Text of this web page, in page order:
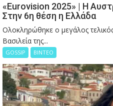
«Eurovision 2025» | Η
Στην 6η θέση η Ελλάδα
Ολοκληρώθηκε ο μεγάλος
Βασιλεία της...
GOSSIP ΒΙΝΤΕΟ